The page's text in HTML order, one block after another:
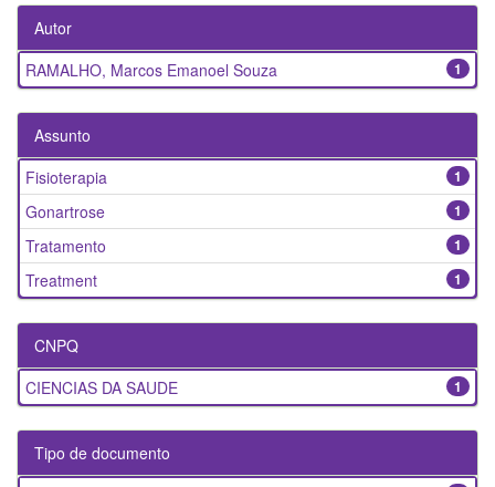
Autor
1
RAMALHO, Marcos Emanoel Souza
Assunto
1
Fisioterapia
1
Gonartrose
1
Tratamento
1
Treatment
CNPQ
1
CIENCIAS DA SAUDE
Tipo de documento